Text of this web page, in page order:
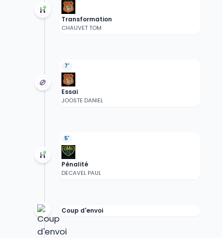
Transformation
CHAUVET TOM
7'
Essai
JOOSTE DANIEL
5'
Pénalité
DECAVEL PAUL
Coup d'envoi